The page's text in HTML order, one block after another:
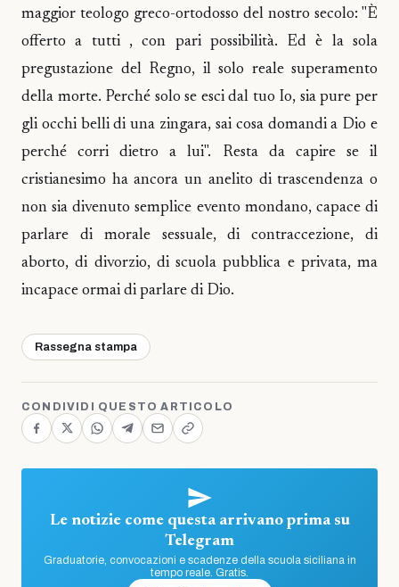
maggior teologo greco-ortodosso del nostro secolo: "È
offerto a tutti , con pari possibilità. Ed è la sola
pregustazione del Regno, il solo reale superamento
della morte. Perché solo se esci dal tuo Io, sia pure per
gli occhi belli di una zingara, sai cosa domandi a Dio e
perché corri dietro a lui". Resta da capire se il
cristianesimo ha ancora un anelito di trascendenza o
non sia divenuto semplice evento mondano, capace di
parlare di morale sessuale, di contraccezione, di
aborto, di divorzio, di scuola pubblica e privata, ma
incapace ormai di parlare di Dio.
Rassegna stampa
CONDIVIDI QUESTO ARTICOLO
Le notizie come questa arrivano prima su
Telegram
Graduatorie, convocazioni e scadenze della scuola siciliana in
tempo reale. Gratis.